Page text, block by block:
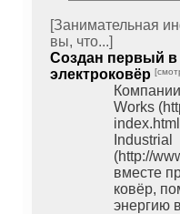
[Занимательная
вы, что...]
Создан первый в
электроковёр
Works
Industrial
(http://
вместе
ковёр,
энергию